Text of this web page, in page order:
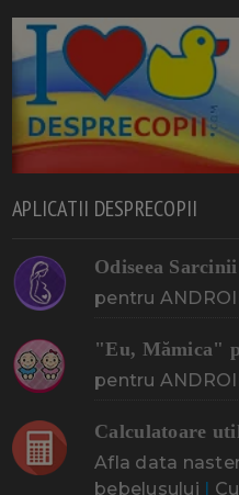
APLICATII DESPRECOPII
Odiseea
pentru
"Eu, Mămica"
pentru
Calculatoare
Afla data
bebelusului |